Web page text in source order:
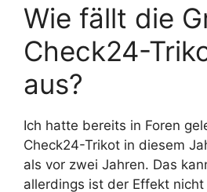
Wie fällt die
Check24-
aus?
Ich hatte bereits in Foren
Check24-Trikot in diesem
als vor zwei Jahren. Das
allerdings ist der Effekt nicht